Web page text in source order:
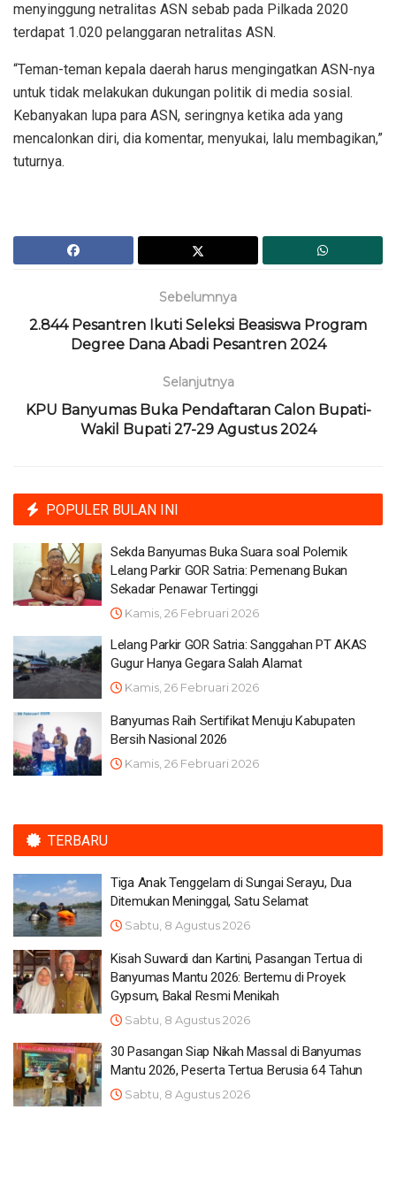
menyinggung netralitas ASN sebab pada Pilkada 2020
terdapat 1.020 pelanggaran netralitas ASN.
“Teman-teman kepala daerah harus mengingatkan ASN-nya
untuk tidak melakukan dukungan politik di media sosial.
Kebanyakan lupa para ASN, seringnya ketika ada yang
mencalonkan diri, dia komentar, menyukai, lalu membagikan,”
tuturnya.
Sebelumnya
2.844 Pesantren Ikuti Seleksi Beasiswa Program
Degree Dana Abadi Pesantren 2024
Selanjutnya
KPU Banyumas Buka Pendaftaran Calon Bupati-
Wakil Bupati 27-29 Agustus 2024
POPULER BULAN INI
Sekda Banyumas Buka Suara soal Polemik
Lelang Parkir GOR Satria: Pemenang Bukan
Sekadar Penawar Tertinggi
Kamis, 26 Februari 2026
Lelang Parkir GOR Satria: Sanggahan PT AKAS
Gugur Hanya Gegara Salah Alamat
Kamis, 26 Februari 2026
Banyumas Raih Sertifikat Menuju Kabupaten
Bersih Nasional 2026
Kamis, 26 Februari 2026
TERBARU
Tiga Anak Tenggelam di Sungai Serayu, Dua
Ditemukan Meninggal, Satu Selamat
Sabtu, 8 Agustus 2026
Kisah Suwardi dan Kartini, Pasangan Tertua di
Banyumas Mantu 2026: Bertemu di Proyek
Gypsum, Bakal Resmi Menikah
Sabtu, 8 Agustus 2026
30 Pasangan Siap Nikah Massal di Banyumas
Mantu 2026, Peserta Tertua Berusia 64 Tahun
Sabtu, 8 Agustus 2026